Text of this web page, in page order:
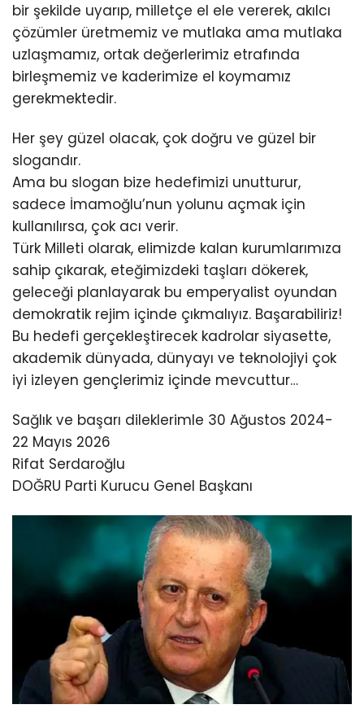
bir şekilde uyarıp, milletçe el ele vererek, akılcı
çözümler üretmemiz ve mutlaka ama mutlaka
uzlaşmamız, ortak değerlerimiz etrafında
birleşmemiz ve kaderimize el koymamız
gerekmektedir.
Her şey güzel olacak, çok doğru ve güzel bir
slogandır.
Ama bu slogan bize hedefimizi unutturur,
sadece İmamoğlu’nun yolunu açmak için
kullanılırsa, çok acı verir.
Türk Milleti olarak, elimizde kalan kurumlarımıza
sahip çıkarak, eteğimizdeki taşları dökerek,
geleceği planlayarak bu emperyalist oyundan
demokratik rejim içinde çıkmalıyız. Başarabiliriz!
Bu hedefi gerçekleştirecek kadrolar siyasette,
akademik dünyada, dünyayı ve teknolojiyi çok
iyi izleyen gençlerimiz içinde mevcuttur…
Sağlık ve başarı dileklerimle 30 Ağustos 2024-
22 Mayıs 2026
Rifat Serdaroğlu
DOĞRU Parti Kurucu Genel Başkanı